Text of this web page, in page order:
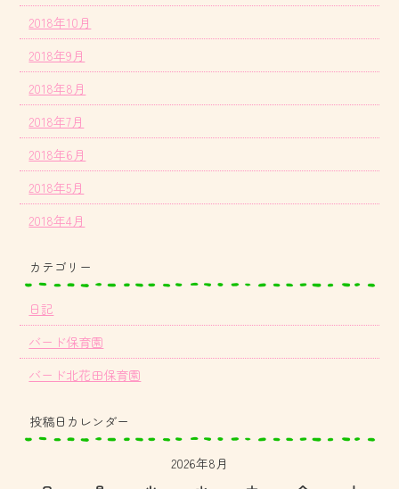
2018年10月
2018年9月
2018年8月
2018年7月
2018年6月
2018年5月
2018年4月
カテゴリー
日記
バード保育園
バード北花田保育園
投稿日カレンダー
2026年8月